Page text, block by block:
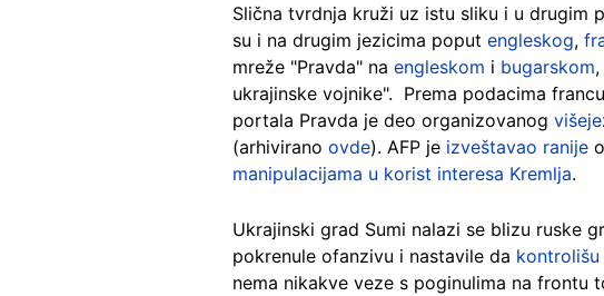
Slična tvrdnja kruži uz istu sliku i u drugim
su i na drugim jezicima poput engleskog,
mreže "Pravda" na engleskom i bugarskom
ukrajinske vojnike". Prema podacima
portala Pravda je deo organizovanog
(arhivirano ovde). AFP je izveštavao ranije
manipulacijama u korist interesa Kremlja.
Ukrajinski grad Sumi nalazi se blizu ruske
pokrenule ofanzivu i nastavile da
nema nikakve veze s poginulima na frontu